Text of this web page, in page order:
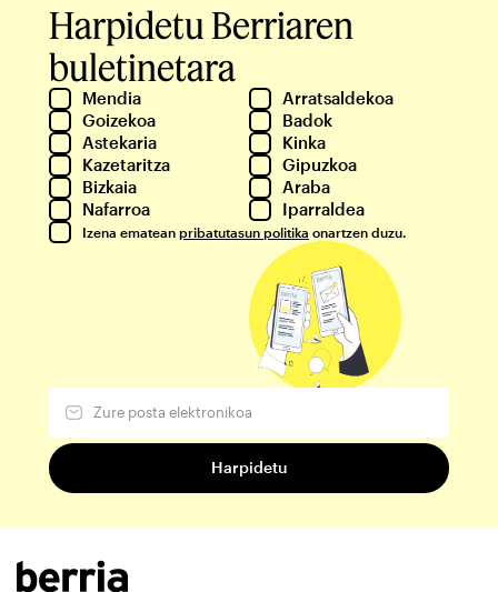
Harpidetu Berriaren
buletinetara
Mendia
Arratsaldekoa
Goizekoa
Badok
Astekaria
Kinka
Kazetaritza
Gipuzkoa
Bizkaia
Araba
Nafarroa
Iparraldea
Izena ematean pribatutasun politika onartzen duzu.